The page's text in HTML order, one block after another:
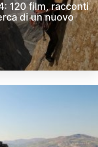
120 film, racconti
di un nuovo